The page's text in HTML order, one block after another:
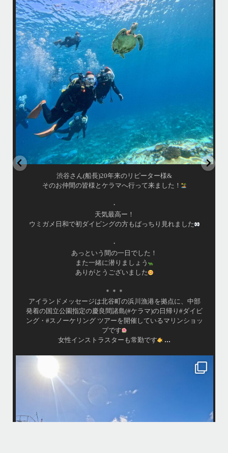
・
天気最高ー！
ウミガメ日和で初ダイビングの方もばっちり見れました
・
あっという間の一日でした！
また一緒に潜りましょう
ありがとうございました
＊＊＊
アイランドメッセージは北谷町の浜川漁港を拠点に、中部発着の国立公
園指定の慶良間諸島(#ケラマ)の日帰り#ダイビング・#スノーケリング
ツアーを開催しているマリンショップです
女性インストラスターも常勤です
10月 17
渋谷さん(船長)20年来のリピーター様&
そのお仲間の皆様とケラマへ行って来ました！
・
天気最高ー！
ウミガメ日和で初ダイビングの方もばっちり見れました
・
あっという間の一日でした！
また一緒に潜りましょう
ありがとうございました
＊＊＊
アイランドメッセージは北谷町の浜川漁港を拠点に、中部
発着の国立公園指定の慶良間諸島(#ケラマ)の日帰り#ダイビ
ング・#スノーケリング ツアーを開催しているマリンショッ
プです
女性インストラスターも常勤です
...
たくさんのご利用本当にありがとうございました
BBQにジェットスキー、バナナボート、SUP、パラセーリングなどな
ど…勇海号を拠点に色々お楽しみ頂きましたよ〜
海も荒れずにいい天気の中開催できたので何よりです
また来年もリピートして頂けたら嬉しいです